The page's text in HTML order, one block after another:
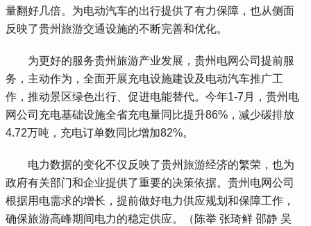
量翻好几倍。为电动汽车的出行提供了有力保障，也从侧面
反映了贵州旅游交通设施的不断完善和优化。
为更好的服务贵州旅游产业发展，贵州电网公司提前服
务，主动作为，全面开展充电设施建设及电动汽车推广工
作，推动景区绿色出行、促进电能替代。今年1-7月，贵州电
网公司充电基础设施全省充电量同比提升86%，减少碳排放
4.72万吨，充电订单数同比增加82%。
电力数据的变化不仅反映了贵州旅游经济的繁荣，也为
政府有关部门和企业提供了重要的决策依据。贵州电网公司
根据用电需求的增长，提前做好电力供应规划和保障工作，
确保旅游高峰期间电力的稳定供应。（陈举 张琦鲜 邵静 吴